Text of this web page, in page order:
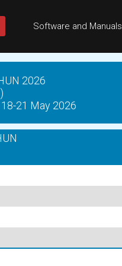
Software and Manuals
2026
18-21 May 2026